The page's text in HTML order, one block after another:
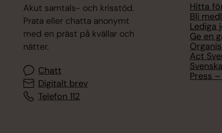
Akut samtals- och krisstöd.
Prata eller chatta anonymt
med en präst på kvällar och
nätter.
Chatt
Digitalt brev
Telefon 112
Hitta
Bli
Lediga
Ge en
Act
Press